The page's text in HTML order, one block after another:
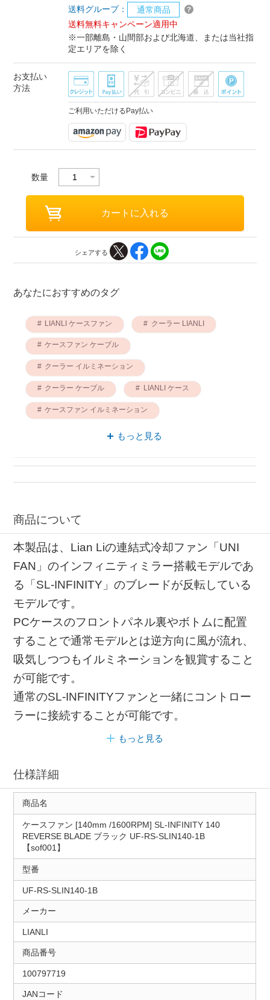
送料グループ：
通常商品
送料無料キャンペーン適用中
※一部離島・山間部および北海道、または当社指
定エリアを除く
お支払い
方法
ご利用いただけるPay払い
数量
シェアする
あなたにおすすめのタグ
LIANLI ケースファン クーラー LIANLI
ケースファン ケーブル
クーラー イルミネーション
クーラー ケーブル LIANLI ケース
ケースファン イルミネーション
もっと見る
商品について
本製品は、Lian Liの連結式冷却ファン「UNI
FAN」のインフィニティミラー搭載モデルであ
る「SL-INFINITY」のブレードが反転している
モデルです。
PCケースのフロントパネル裏やボトムに配置
することで通常モデルとは逆方向に風が流れ、
吸気しつつもイルミネーションを観賞すること
が可能です。
通常のSL-INFINITYファンと一緒にコントロー
ラーに接続することが可能です。
もっと見る
仕様詳細
商品名
ケースファン [140mm /1600RPM] SL-INFINITY 140
REVERSE BLADE ブラック UF-RS-SLIN140-1B
【sof001】
型番
UF-RS-SLIN140-1B
メーカー
LIANLI
商品番号
100797719
JANコード